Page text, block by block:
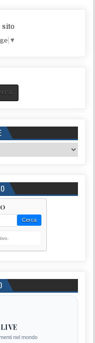
sito
▼
Cerca
nel mondo